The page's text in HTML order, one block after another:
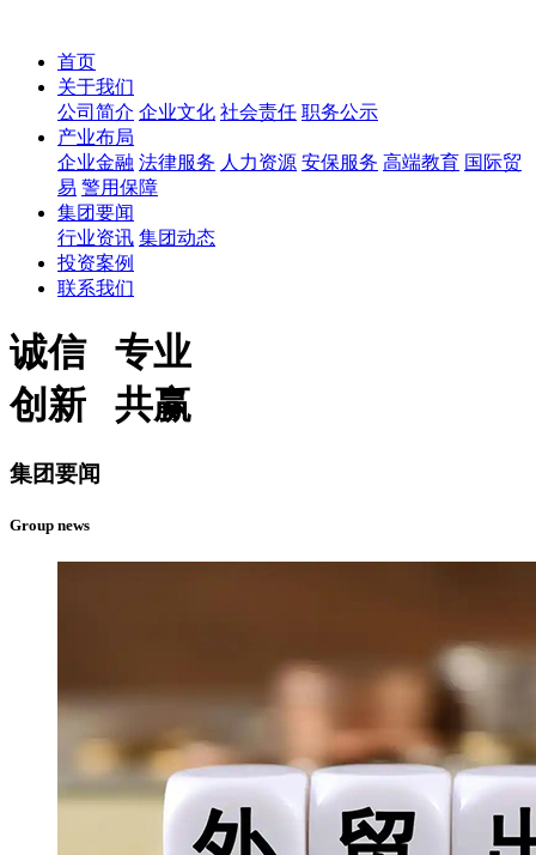
首页
关于我们
公司简介 企业文化 社会责任 职务公示
产业布局
企业金融 法律服务 人力资源 安保服务 高端教育 国际贸
易 警用保障
集团要闻
行业资讯 集团动态
投资案例
联系我们
诚信 专业
创新 共赢
集团要闻
Group news